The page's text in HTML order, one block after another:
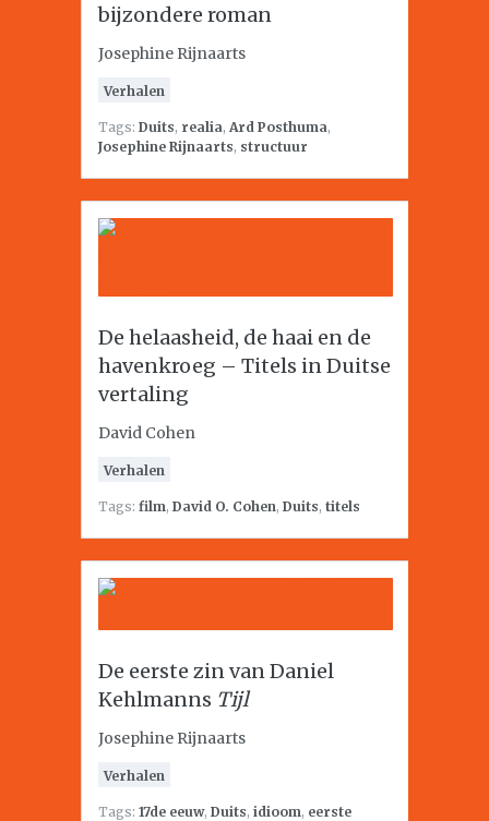
bijzondere roman
Josephine Rijnaarts
Verhalen
Tags: Duits, realia, Ard Posthuma,
Josephine Rijnaarts, structuur
De helaasheid, de haai en de
havenkroeg – Titels in Duitse
vertaling
David Cohen
Verhalen
Tags: film, David O. Cohen, Duits, titels
De eerste zin van Daniel
Kehlmanns Tijl
Josephine Rijnaarts
Verhalen
Tags: 17de eeuw, Duits, idioom, eerste